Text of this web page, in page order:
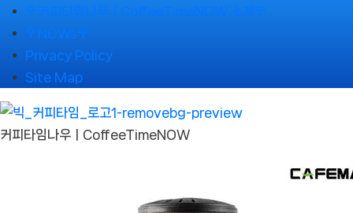
Skip
to
content
🌹커피타임나우ㅣCoffeeTimeNOW 소개🌹
🌹NOWs🌹
Privacy Policy
Site Map
커피타임나우ㅣCoffeeTimeNOW